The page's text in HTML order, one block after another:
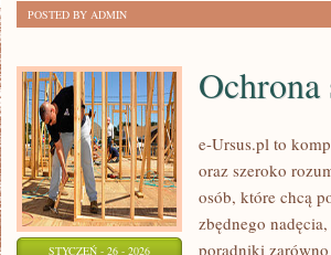
POSTED BY ADMIN
STYCZEŃ - 26 - 2026
e-Ursus.pl to
oraz szeroko
osób, które chcą
zbędnego
poradniki